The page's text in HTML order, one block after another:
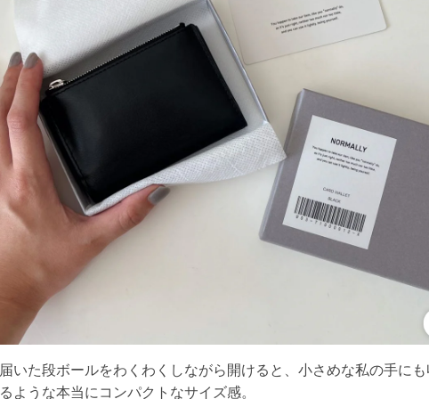
届いた段ボールをわくわくしながら開けると、小さめな私の手に
るような本当にコンパクトなサイズ感。